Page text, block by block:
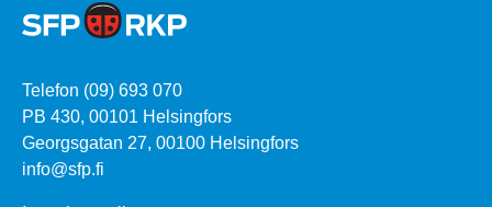
Telefon (09) 693 070
PB 430, 00101 Helsingfors
Georgsgatan 27, 00100 Helsingfors
info@sfp.fi